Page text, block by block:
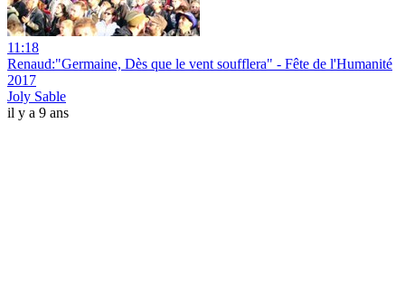
11:18
Renaud:"Germaine, Dès que le vent soufflera" - Fête de l'Humanité
2017
Joly Sable
il y a 9 ans